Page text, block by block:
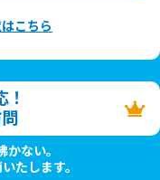
こちら
ない。
たします。